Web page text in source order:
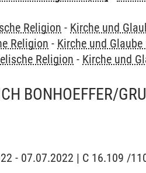
Religion - Kirche und
Religion - Kirche und
Religion - Kirche und
BONHOEFFER/
- 07.07.2022 | C 16.109 /